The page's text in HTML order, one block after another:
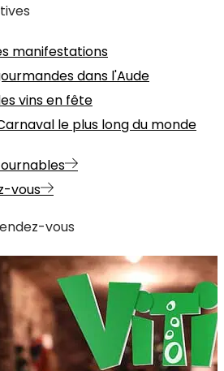
manifestations
dans l'Aude
vins en fête
le plus long du monde
vous
vous